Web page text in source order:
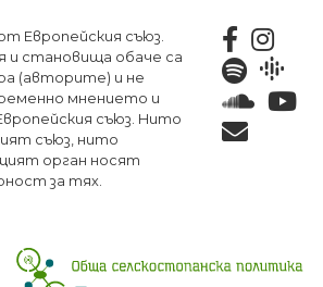
към
основното
съдържание
Европейския съюз.
и становища обаче са
(авторите) и не
мнението и
съюз. Нито
съюз, нито
орган носят
за тях.